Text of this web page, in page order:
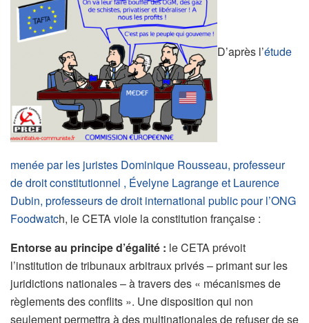
D’après l’étude
menée par les juristes Dominique Rousseau, professeur
de droit constitutionnel , Évelyne Lagrange et Laurence
Dubin, professeurs de droit international public pour l’ONG
Foodwatch, le CETA viole la constitution française :
Entorse au principe d’égalité : le CETA prévoit
l’institution de tribunaux arbitraux privés – primant sur les
juridictions nationales – à travers des « mécanismes de
règlements des conflits ». Une disposition qui non
seulement permettra à des multinationales de refuser de se